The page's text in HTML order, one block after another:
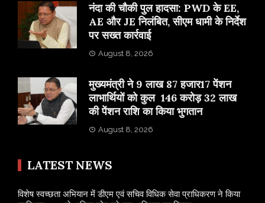
नंदा की चौकी पुल हादसा: PWD के EE,
AE और JE निलंबित, सीएम धामी के निर्देश
पर सख्त कार्रवाई
August 8, 2026
मुख्यमंत्री ने 9 लाख 87 हजार17 पेंशन
लाभार्थियों को कुल 146 करोड़ 32 लाख
की पेंशन राशि का किया भुगतान
August 8, 2026
LATEST NEWS
विशेष स्वच्छता अभियान में डीएम एवं सचिव विधिक सेवा प्राधिकरण ने किया